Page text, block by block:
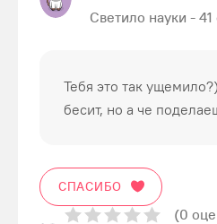
Светило науки -
Тебя это так
бесит, но а че
СПАСИБО
(0